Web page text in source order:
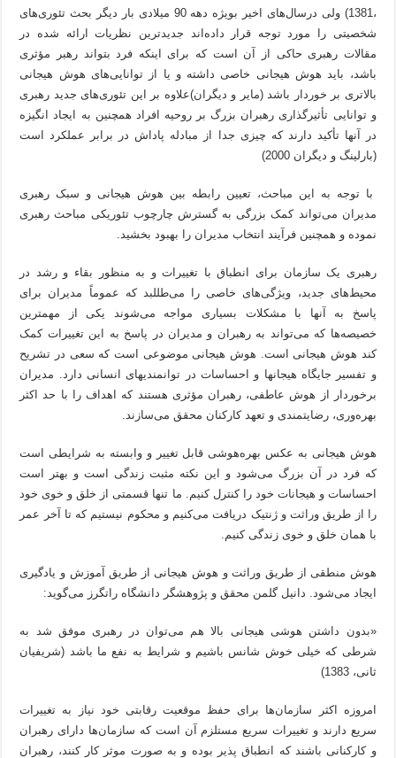
،1381) ولی درسال‌های اخیر بویژه دهه 90 میلادی بار دیگر بحث تئوری‌های
شخصیتی را مورد توجه قرار داده‌اند جدیدترین نظریات ارائه شده در
مقالات رهبری حاکی از آن است که برای اینکه فرد بتواند رهبر مؤثری
باشد، باید هوش هیجانی خاصی داشته و یا از توانایی‌های هوش هیجانی
بالاتری بر خوردار باشد (مایر و دیگران)علاوه بر این تئوری‌های جدید رهبری
و توانایی تأثیرگذاری رهبران بزرگ بر روحیه افراد همچنین به ایجاد انگیزه
در آنها تأکید دارند که چیزی جدا از مبادله پاداش در برابر عملکرد است
(بارلینگ و دیگران 2000)
با توجه به این مباحث، تعیین رابطه بین هوش هیجانی و سبک رهبری
مدیران می‌تواند کمک بزرگی به گسترش چارچوب تئوریکی مباحث رهبری
نموده و همچنین فرآیند انتخاب مدیران را بهبود بخشید.
رهبری یک سازمان برای انطباق با تغییرات و به منظور بقاء و رشد در
محیط‌های جدید، ویژگی‌های خاصی را می‌طللبد که عموماً مدیران برای
پاسخ به آنها با مشکلات بسیاری مواجه می‌شوند یکی از مهمترین
خصیصه‌ها که می‌تواند به رهبران و مدیران در پاسخ به این تغییرات کمک
کند هوش هیجانی است. هوش هیجانی موضوعی است که سعی در تشریح
و تفسیر جایگاه هیجانها و احساسات در توانمندیهای انسانی دارد. مدیران
برخوردار از هوش عاطفی، رهبران مؤثری هستند که اهداف را با حد اکثر
بهره‌وری، رضایتمندی و تعهد کارکنان محقق می‌سازند.
هوش هیجانی به عکس بهره‌هوشی قابل تغییر و وابسته به شرایطی است
که فرد در آن بزرگ می‌شود و این نکته مثبت زندگی است و بهتر است
احساسات و هیجانات خود را کنترل کنیم. ما تنها قسمتی از خلق و خوی خود
را از طریق وراثت و ژنتیک دریافت می‌کنیم و محکوم نیستیم که تا آخر عمر
با همان خلق و خوی زندگی کنیم.
هوش منطقی از طریق وراثت و هوش هیجانی از طریق آموزش و یادگیری
ایجاد می‌شود. دانیل گلمن محقق و پژوهشگر دانشگاه راتگرز می‌گوید:
«بدون داشتن هوشی هیجانی بالا هم می‌توان در رهبری موفق شد به
شرطی که خیلی خوش شانس باشیم و شرایط به نفع ما باشد (شریفیان
ثانی، 1383)
امروزه اکثر سازمان‌ها برای حفظ موقعیت رقابتی خود نیاز به تغییرات
سریع دارند و تغییرات سریع مستلزم آن است که سازمان‌ها دارای رهبران
و کارکنانی باشند که انطباق پذیر بوده و به صورت موثر کار کنند، رهبران